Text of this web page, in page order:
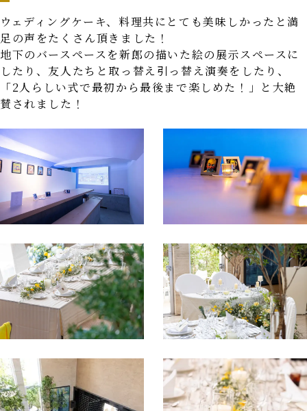
ウェディングケーキ、料理共にとても美味しかったと満
足の声をたくさん頂きました！
地下のバースペースを新郎の描いた絵の展示スペースに
したり、友人たちと取っ替え引っ替え演奏をしたり、
「2人らしい式で最初から最後まで楽しめた！」と大絶
賛されました！